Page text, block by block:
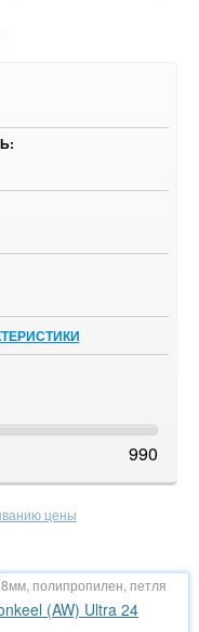
990
цены
полипропилен, петля
(AW) Ultra 24